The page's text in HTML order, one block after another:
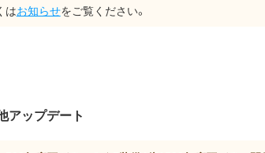
はお知らせをご覧ください。
アップデート